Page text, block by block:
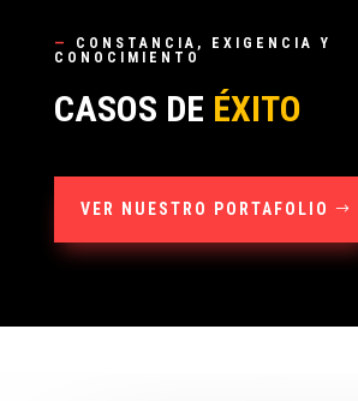
—
CONSTANCIA, EXIGENCIA Y
CONOCIMIENTO
CASOS DE ÉXITO
VER NUESTRO PORTAFOLIO